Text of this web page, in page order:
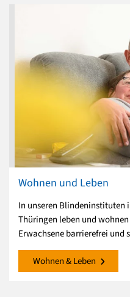
Wohnen und Leben
In unseren Blindeninstituten
Thüringen leben und
Erwachsene barrierefrei und
Wohnen & Leben